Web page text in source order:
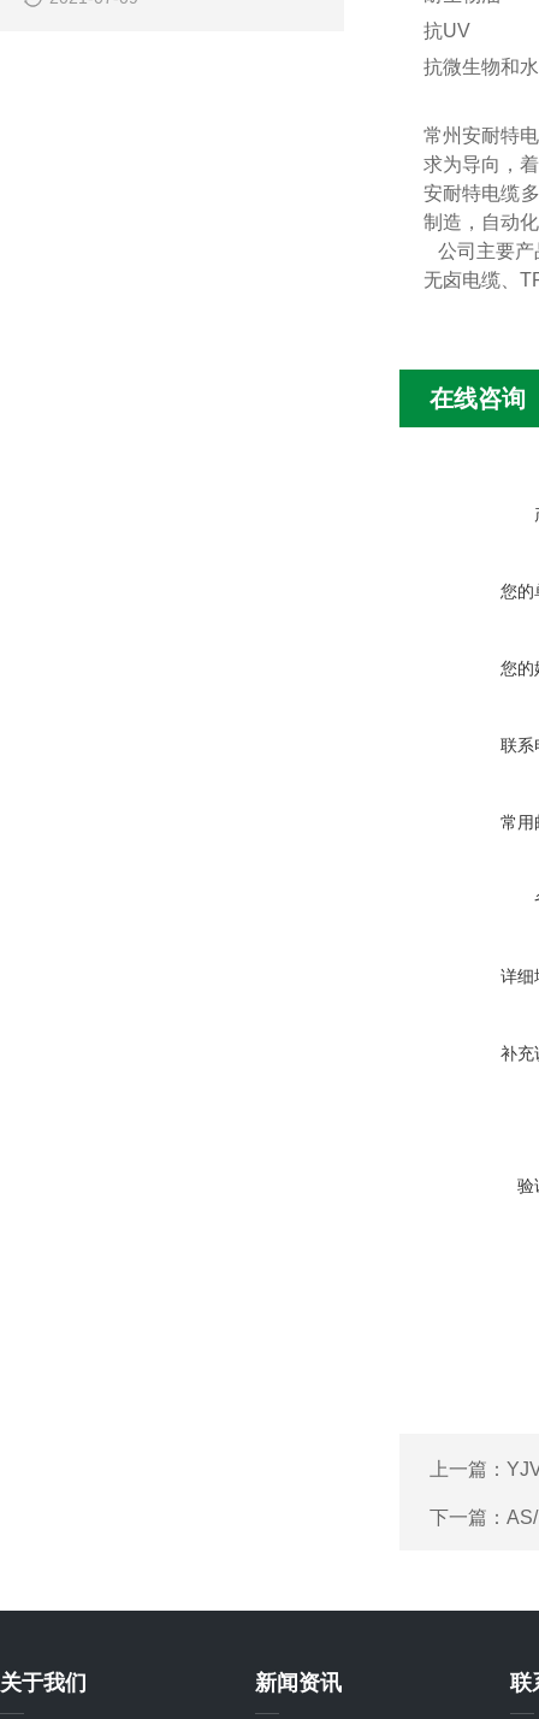
抗UV
抗微生物和
常州安耐特
求为导向，
安耐特电缆
制造，自动
公司主要
无卤电缆、
在线咨询
您的
您的
联系
常用
详细
补充
验
上一篇：
下一篇：
关于我们 新闻资讯 联